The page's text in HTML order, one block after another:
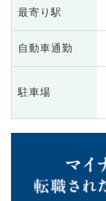
最寄り駅
自動車通勤
駐車場